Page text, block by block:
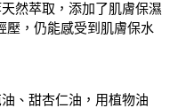
然萃取，添加了肌膚保濕
壓，仍能感受到肌膚保水
、甜杏仁油，用植物油